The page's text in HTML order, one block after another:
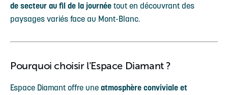
de secteur au fil de la journée tout en découvrant des
paysages variés face au Mont-Blanc.
Pourquoi choisir l’Espace Diamant ?
Espace Diamant offre une atmosphère conviviale et